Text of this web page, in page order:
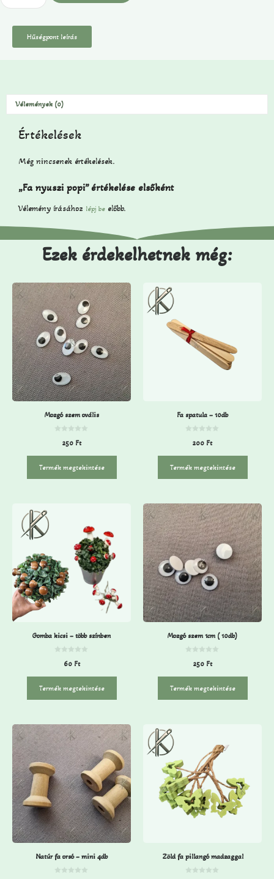
Hűségpont leírás
Vélemények (0)
Értékelések
Még nincsenek értékelések.
„Fa nyuszi popi” értékelése elsőként
Vélemény írásához lépj be előbb.
Ezek érdekelhetnek még:
Mozgó szem ovális
5
b
l
250 Ft
Termék megtekintése
Fa spatula – 10db
5
b
l
200 Ft
Termék megtekintése
Gomba kicsi – több színben
5
b
l
60 Ft
Termék megtekintése
Mozgó szem 1cm ( 10db)
5
b
l
250 Ft
Termék megtekintése
Natúr fa orsó – mini 4db Zöld fa pillangó madzaggal